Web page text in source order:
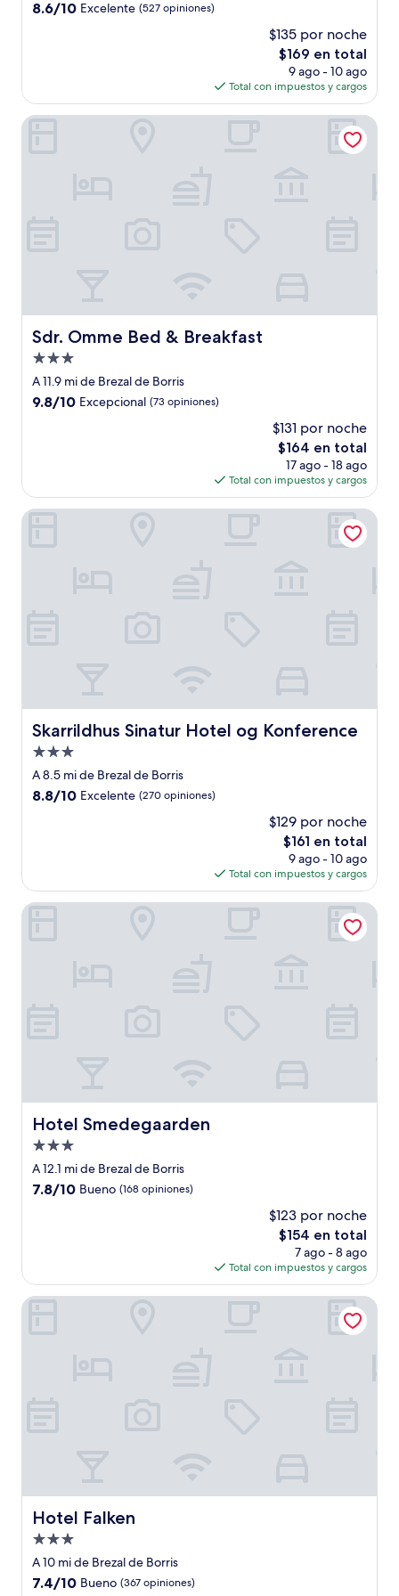
8.6
8.6/10 Excelente (527 opiniones)
$135 por noche
El
precio
actual
es
de
$169 en total
9 ago - 10 ago
Total con impuestos y cargos
Sdr. Omme Bed & Breakfast
Sdr. Omme Bed & Breakfast
Propiedad
de
3.0
A 11.9 mi de Brezal de Borris
9.8
9.8/10 Excepcional (73 opiniones)
$131 por noche
El
precio
actual
es
de
$164 en total
17 ago - 18 ago
Total con impuestos y cargos
Sdr. Omme Bed & Breakfast
Skarrildhus Sinatur Hotel og Konference
Skarrildhus Sinatur Hotel og Konference
Propiedad
de
3.0
A 8.5 mi de Brezal de Borris
8.8
8.8/10 Excelente (270 opiniones)
$129 por noche
El
precio
actual
es
de
$161 en total
9 ago - 10 ago
Total con impuestos y cargos
Skarrildhus Sinatur Hotel og Konference
Hotel Smedegaarden
Hotel Smedegaarden
Propiedad
de
3.0
A 12.1 mi de Brezal de Borris
7.8
7.8/10 Bueno (168 opiniones)
$123 por noche
El
precio
actual
es
de
$154 en total
7 ago - 8 ago
Total con impuestos y cargos
Hotel Smedegaarden
Hotel Falken
Hotel Falken
Propiedad
de
3.0
A 10 mi de Brezal de Borris
7.4
7.4/10 Bueno (367 opiniones)
Hotel Falken